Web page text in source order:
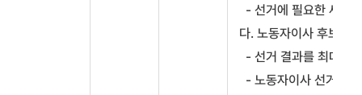
- 선거에 필요한 세부
다. 노동자이사 후보의
- 선거 결과를 최대한
- 노동자이사 선거 입